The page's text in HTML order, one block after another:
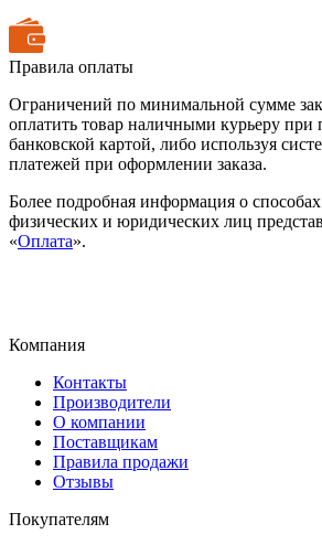
Правила оплаты
Ограничений по минимальной сумме
оплатить товар наличными курьеру при
банковской картой, либо используя
платежей при оформлении заказа.
Более подробная информация о
физических и юридических лиц
«Оплата».
Компания
Контакты
Производители
О компании
Поставщикам
Правила продажи
Отзывы
Покупателям